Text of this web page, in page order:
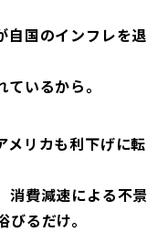
自国のインフレを退
いるから。
メリカも利下げに転
消費減速による不景
るだけ。